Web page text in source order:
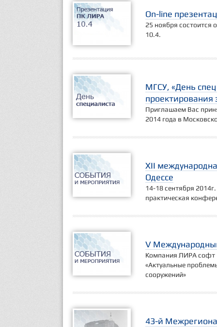
Оn-line
25 ноября состоится
10.4.
МГСУ, «День
проектирования
Приглашаем Вас
2014 года в
XII
Одессе
14-18 сентября
практическая
V
Компания ЛИРА софт
«Актуальные
сооружений»
43-й